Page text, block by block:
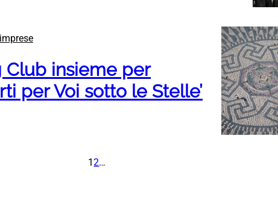
Club insieme per
per Voi sotto le Stelle’
12…